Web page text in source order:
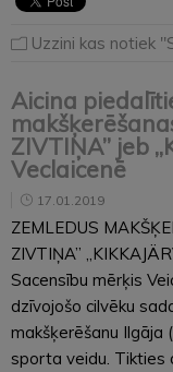
Uzzini kas notiek
Aicina
ZIVTIŅA” jeb
Veclaicenē
17.01.2019
ZEMLEDUS
ZIVTIŅA”
Sacensību mērķis
dzīvojošo cilvēku
makšķerēšanu Ilgāja
sporta veidu. Tikties